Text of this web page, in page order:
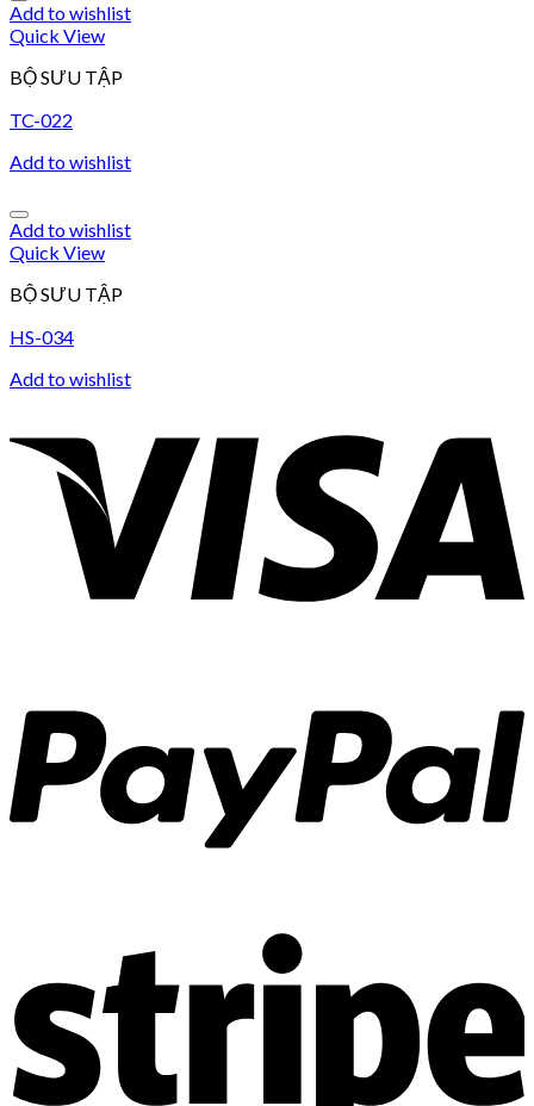
Add to wishlist
Quick View
BỘ SƯU TẬP
TC-022
Add to wishlist
Add to wishlist
Quick View
BỘ SƯU TẬP
HS-034
Add to wishlist